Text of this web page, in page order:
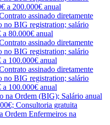
a 200.000€ anual
assinado diretamente
no BIG registration; salário
80.000€ anual
assinado diretamente
no BIG registration; salário
100.000€ anual
assinado diretamente
no BIG registration; salário
100.000€ anual
na Ordem (BIG); Salário anual
Consultoria gratuita
Ordem Enfermeiros na